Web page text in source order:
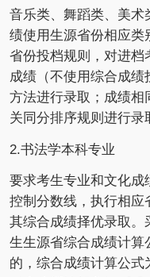
音乐类、舞蹈类、美
绩使用生源省份相应
省份投档规则，对进档
成绩（不使用综合成
方法进行录取；成绩相
关同分排序规则进行录
2.书法学本科专业
要求考生专业和文化成
控制分数线，执行相
其综合成绩择优录取
生生源省综合成绩计算
的，综合成绩计算公